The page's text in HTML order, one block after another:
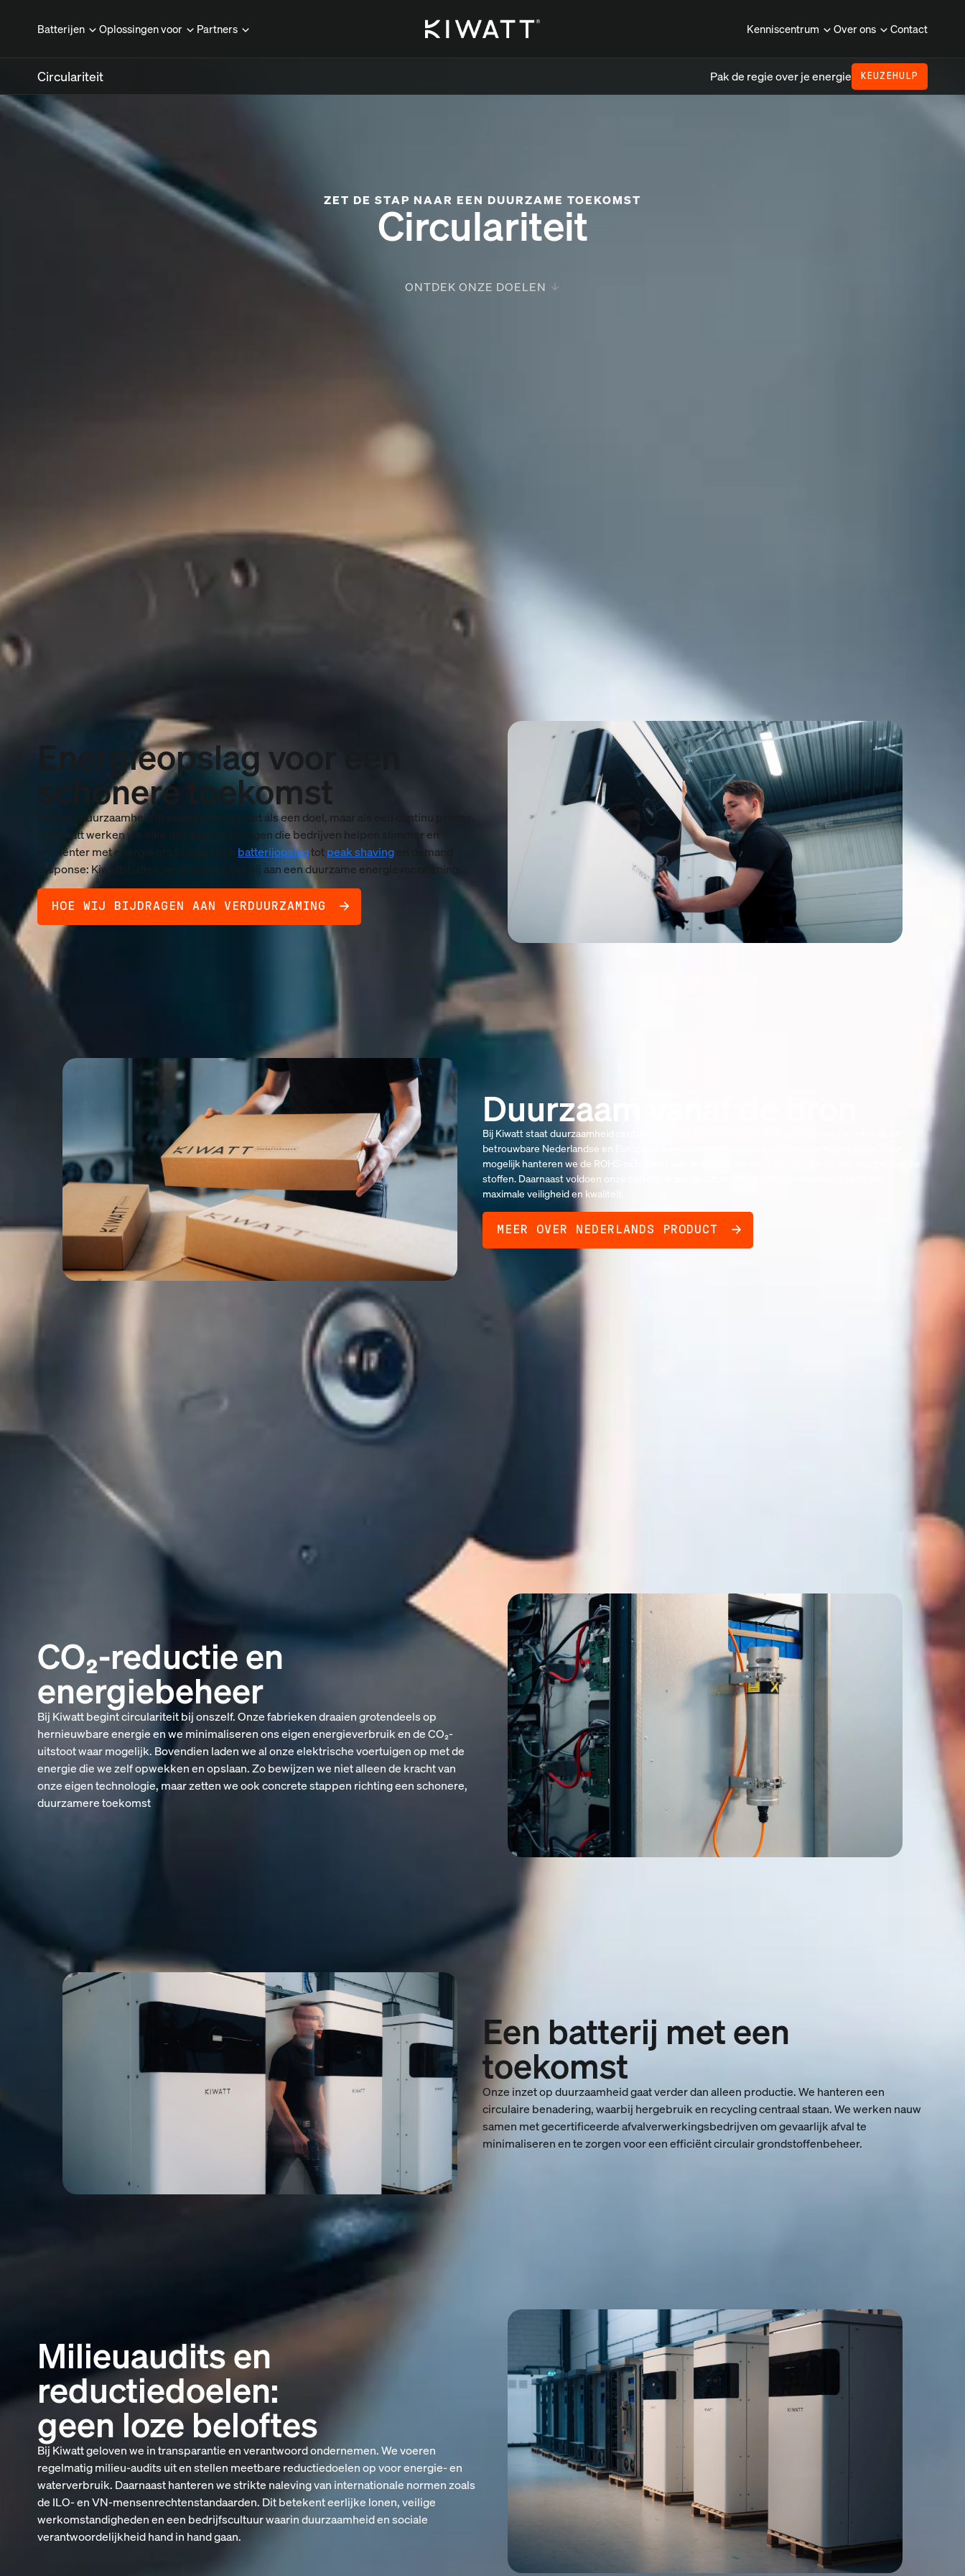
Batterijen Oplossingen voor Partners Kenniscentrum Over ons Contact
Circulariteit Pak de regie over je energie KEUZEHULP
ZET DE STAP NAAR EEN DUURZAME TOEKOMST
Circulariteit
ONTDEK ONZE DOELEN
Bij Kiwatt gaan duurzaamheid en innovatie hand in hand. We helpen bedrijven hun energieverbruik te optimaliseren, de ecologische voetafdruk te verkleinen en bij te dragen aan
een schonere wereld. Circulariteit staat centraal in alles wat we doen. Van slimme energieoplossingen tot het hergebruiken van materialen, we maken bewuste keuzes voor een
duurzamere toekomst. Wil je weten hoe wij duurzaamheid in de praktijk brengen? Lees verder en ontdek hoe we samen de regie over jouw energie kunnen nemen.
Energieopslag voor een
schonere toekomst
Wij zien duurzaamheid in energieopslag niet als een doel, maar als een continu proces.
Bij Kiwatt werken we elke dag aan oplossingen die bedrijven helpen slimmer en
efficiënter met energie om te gaan. Van batterijopslagtotpeak shaving en demand
response: Kiwatt-batterijen dragen direct bij aan een duurzame energievoorziening.
HOE WIJ BIJDRAGEN AAN VERDUURZAMING
Duurzaam vanaf de bron
Bij Kiwatt staat duurzaamheid centraal. Je profiteert van onderdelen die geleverd worden door
betrouwbare Nederlandse en Europese leveranciers en voldoen aan strenge milieueisen. Waar
mogelijk hanteren we de ROHS-richtlijnen, wat betekent dat onze producten vrij zijn van gevaarlijke
stoffen. Daarnaast voldoen onze batterijen aan de CE-normen, zodat je verzekerd bent van
maximale veiligheid en kwaliteit.
MEER OVER NEDERLANDS PRODUCT
Energieopslag met respect voor mens en milieu.
Onze batterijcellen worden geproduceerd door EVE, een vooraanstaande fabrikant die zich richt op duurzame productiemethoden. EVE voldoet aan internationale
milieunormen, zoals ISO 14001 (Milieumanagement) en ISO 50001 (Energiebeheer).
CO₂-reductie en
energiebeheer
Bij Kiwatt begint circulariteit bij onszelf. Onze fabrieken draaien grotendeels op
hernieuwbare energie en we minimaliseren ons eigen energieverbruik en de CO₂-
uitstoot waar mogelijk. Bovendien laden we al onze elektrische voertuigen op met de
energie die we zelf opwekken en opslaan. Zo bewijzen we niet alleen de kracht van
onze eigen technologie, maar zetten we ook concrete stappen richting een schonere,
duurzamere toekomst
Een batterij met een
toekomst
Onze inzet op duurzaamheid gaat verder dan alleen productie. We hanteren een
circulaire benadering, waarbij hergebruik en recycling centraal staan. We werken nauw
samen met gecertificeerde afvalverwerkingsbedrijven om gevaarlijk afval te
minimaliseren en te zorgen voor een efficiënt circulair grondstoffenbeheer.
Milieuaudits en
reductiedoelen:
geen loze beloftes
Bij Kiwatt geloven we in transparantie en verantwoord ondernemen. We voeren
regelmatig milieu-audits uit en stellen meetbare reductiedoelen op voor energie- en
waterverbruik. Daarnaast hanteren we strikte naleving van internationale normen zoals
de ILO- en VN-mensenrechtenstandaarden. Dit betekent eerlijke lonen, veilige
werkomstandigheden en een bedrijfscultuur waarin duurzaamheid en sociale
verantwoordelijkheid hand in hand gaan.